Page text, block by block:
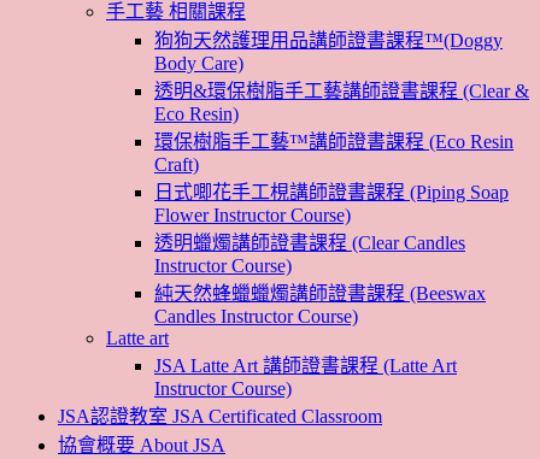
手工藝 相關課程
狗狗天然護理用品講師證書課程™(Doggy
Body Care)
透明&環保樹脂手工藝講師證書課程 (Clear &
Eco Resin)
環保樹脂手工藝™講師證書課程 (Eco Resin
Craft)
日式唧花手工梘講師證書課程 (Piping Soap
Flower Instructor Course)
透明蠟燭講師證書課程 (Clear Candles
Instructor Course)
純天然蜂蠟蠟燭講師證書課程 (Beeswax
Candles Instructor Course)
Latte art
JSA Latte Art 講師證書課程 (Latte Art
Instructor Course)
JSA認證教室 JSA Certificated Classroom
協會概要 About JSA